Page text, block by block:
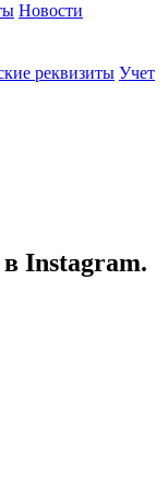
Новости
реквизиты Учет
Instagram.